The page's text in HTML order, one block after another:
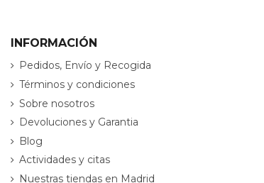
INFORMACIÓN
Pedidos, Envío y Recogida
Términos y condiciones
Sobre nosotros
Devoluciones y Garantia
Blog
Actividades y citas
Nuestras tiendas en Madrid